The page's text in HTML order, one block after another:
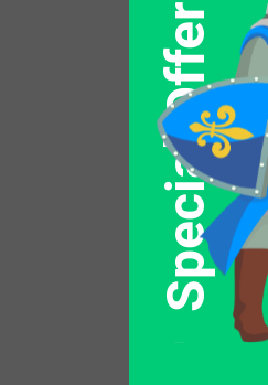
$
1) Languedoc
Special Offer